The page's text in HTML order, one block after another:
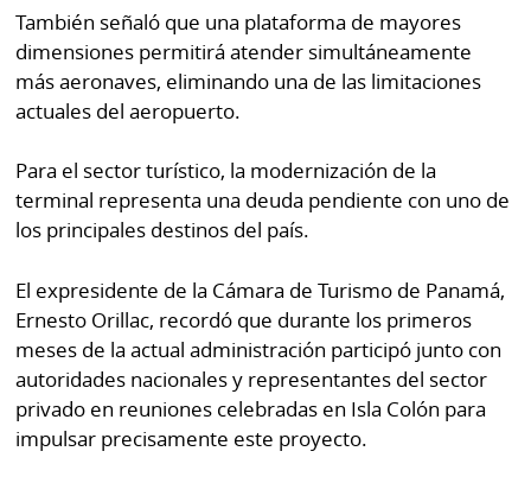
También señaló que una plataforma de mayores
dimensiones permitirá atender simultáneamente
más aeronaves, eliminando una de las limitaciones
actuales del aeropuerto.
Para el sector turístico, la modernización de la
terminal representa una deuda pendiente con uno de
los principales destinos del país.
El expresidente de la Cámara de Turismo de Panamá,
Ernesto Orillac, recordó que durante los primeros
meses de la actual administración participó junto con
autoridades nacionales y representantes del sector
privado en reuniones celebradas en Isla Colón para
impulsar precisamente este proyecto.